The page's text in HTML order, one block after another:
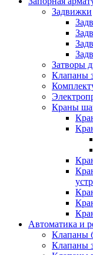
Задвижки
Затворы
Клапаны
Краны
Автоматика и
Клапаны
Клапаны